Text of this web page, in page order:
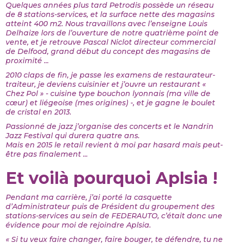
Quelques années plus tard Petrodis possède un réseau
de 8 stations-services, et la surface nette des magasins
atteint 400 m2. Nous travaillons avec l’enseigne Louis
Delhaize lors de l’ouverture de notre quatrième point de
vente, et je retrouve Pascal Niclot directeur commercial
de Delfood, grand début du concept des magasins de
proximité ...
2010 claps de fin, je passe les examens de restaurateur-
traiteur, je deviens cuisinier et j’ouvre un restaurant «
Chez Pol » - cuisine type bouchon lyonnais (ma ville de
cœur) et liégeoise (mes origines) -, et je gagne le boulet
de cristal en 2013.
Passionné de jazz j’organise des concerts et le Nandrin
Jazz Festival qui durera quatre ans.
Mais en 2015 le retail revient à moi par hasard mais peut-
être pas finalement ...
Et voilà pourquoi Aplsia !
Pendant ma carrière, j’ai porté la casquette
d’Administrateur puis de Président du groupement des
stations-services au sein de FEDERAUTO, c’était donc une
évidence pour moi de rejoindre Aplsia.
« Si tu veux faire changer, faire bouger, te défendre, tu ne